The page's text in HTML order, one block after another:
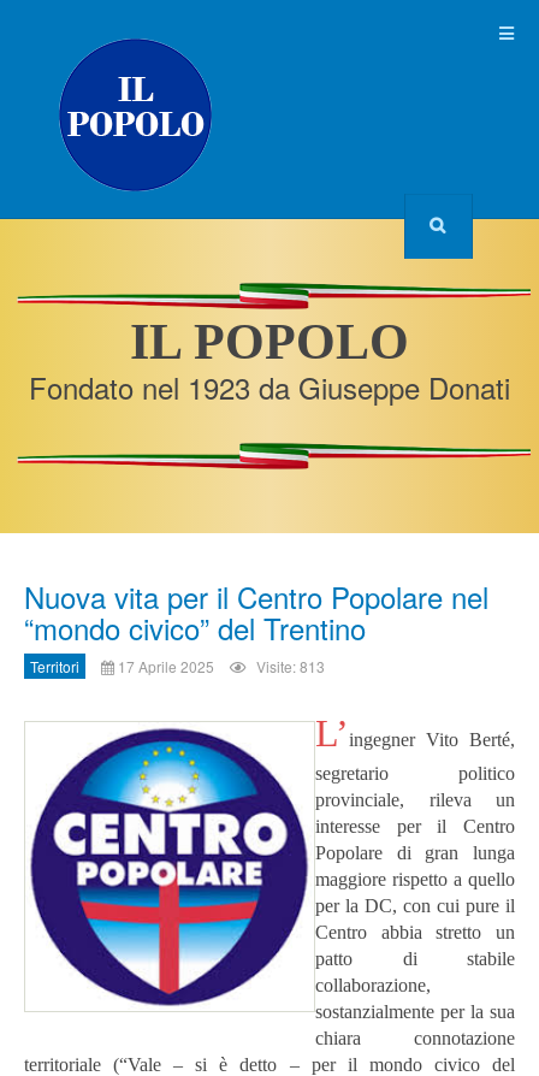
IL POPOLO
Fondato nel 1923 da Giuseppe Donati
Nuova vita per il Centro Popolare nel
“mondo civico” del Trentino
Territori 17 Aprile 2025 Visite: 813
L’ingegner Vito Berté,
segretario politico
provinciale, rileva un
interesse per il Centro
Popolare di gran lunga
maggiore rispetto a quello
per la DC, con cui pure il
Centro abbia stretto un
patto di stabile
collaborazione,
sostanzialmente per la sua
chiara connotazione
territoriale (“Vale – si è detto – per il mondo civico del